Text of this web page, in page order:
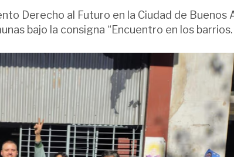
Derecho al Futuro en la Ciudad de Buenos
bajo la consigna “Encuentro en los barrios.